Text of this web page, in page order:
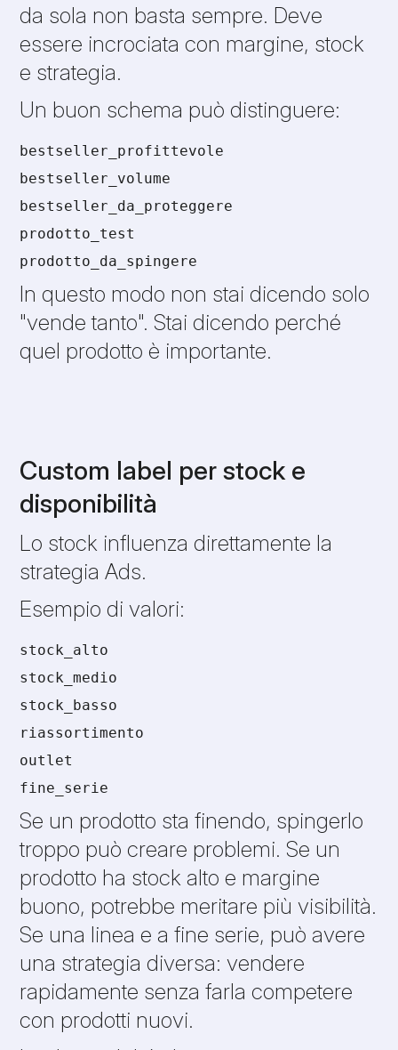
da sola non basta sempre. Deve
essere incrociata con margine, stock
e strategia.
Un buon schema può distinguere:
bestseller_profittevole
bestseller_volume
bestseller_da_proteggere
prodotto_test
prodotto_da_spingere
In questo modo non stai dicendo solo
"vende tanto". Stai dicendo perché
quel prodotto è importante.
Custom label per stock e
disponibilità
Lo stock influenza direttamente la
strategia Ads.
Esempio di valori:
stock_alto
stock_medio
stock_basso
riassortimento
outlet
fine_serie
Se un prodotto sta finendo, spingerlo
troppo può creare problemi. Se un
prodotto ha stock alto e margine
buono, potrebbe meritare più visibilità.
Se una linea e a fine serie, può avere
una strategia diversa: vendere
rapidamente senza farla competere
con prodotti nuovi.